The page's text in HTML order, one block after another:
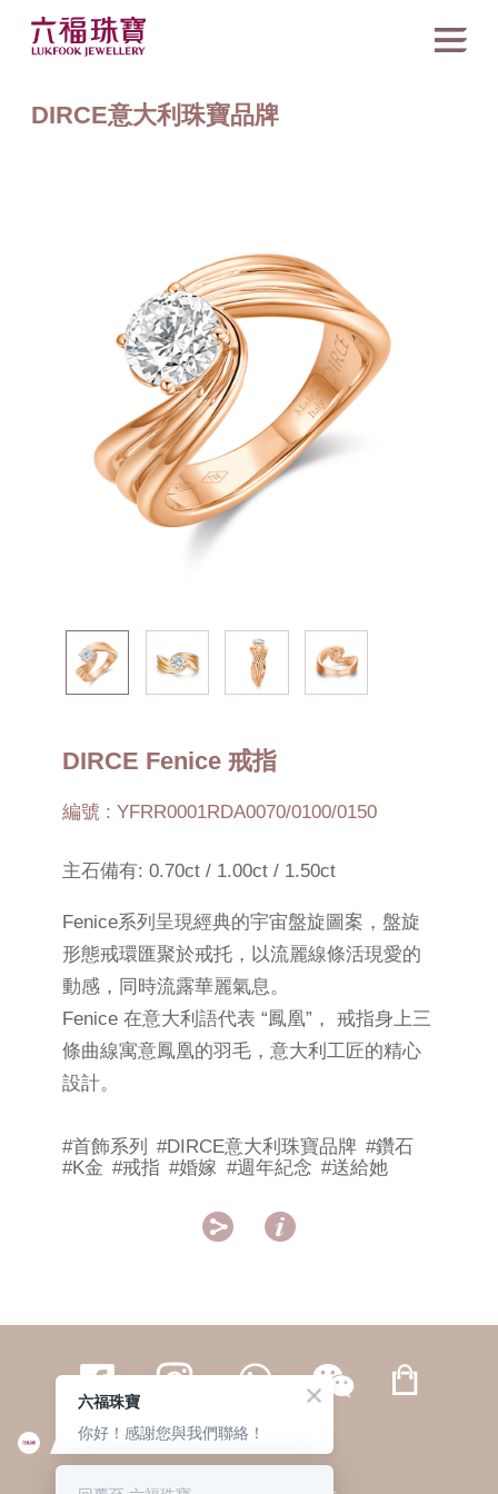
DIRCE意大利珠寶品牌
DIRCE Fenice 戒指
編號 : YFRR0001RDA0070/0100/0150
主石備有: 0.70ct / 1.00ct / 1.50ct
Fenice系列呈現經典的宇宙盤旋圖案，盤旋
形態戒環匯聚於戒托，以流麗線條活現愛的
動感，同時流露華麗氣息。
Fenice 在意大利語代表 “鳳凰”， 戒指身上三
條曲線寓意鳳凰的羽毛，意大利工匠的精心
設計。
#首飾系列 #DIRCE意大利珠寶品牌 #鑽石
#K金 #戒指 #婚嫁 #週年紀念 #送給她
 
繁體 | 簡体
六福珠寶
你好！感謝您與我們聯絡！